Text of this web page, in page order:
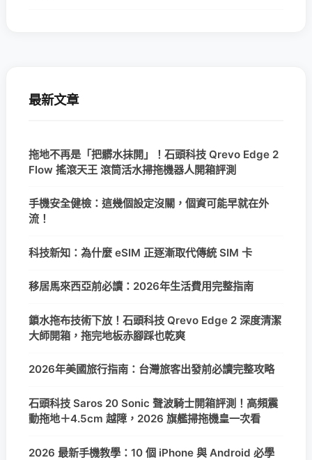
最新文章
拖地不再是「把髒水抹開」！石頭科技 Qrevo Edge 2
Flow 搖滾天王 滾筒活水掃拖機器人開箱評測
手機安全健檢：這幾個設定沒關，個資可能早就在外
流！
科技新知：為什麼 eSIM 正逐漸取代傳統 SIM 卡
移居馬來西亞前必讀：2026年生活費用完整指南
鎖水拖布技術下放！石頭科技 Qrevo Edge 2 深度清潔
大師開箱，拖完地板赤腳踩也乾爽
2026年美國旅行指南：台灣旅客出發前必讀完整攻略
石頭科技 Saros 20 Sonic 聲波騎士開箱評測！高頻震
動拖地＋4.5cm 越障，2026 旗艦掃拖機皇一次看
2026 最新手機教學：10 個 iPhone 與 Android 必學